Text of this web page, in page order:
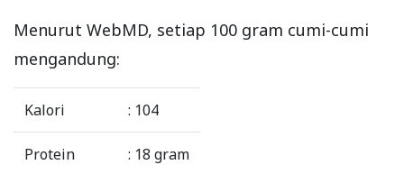
Menurut WebMD, setiap 100 gram cumi-cumi
mengandung:
Kalori : 104
Protein : 18 gram